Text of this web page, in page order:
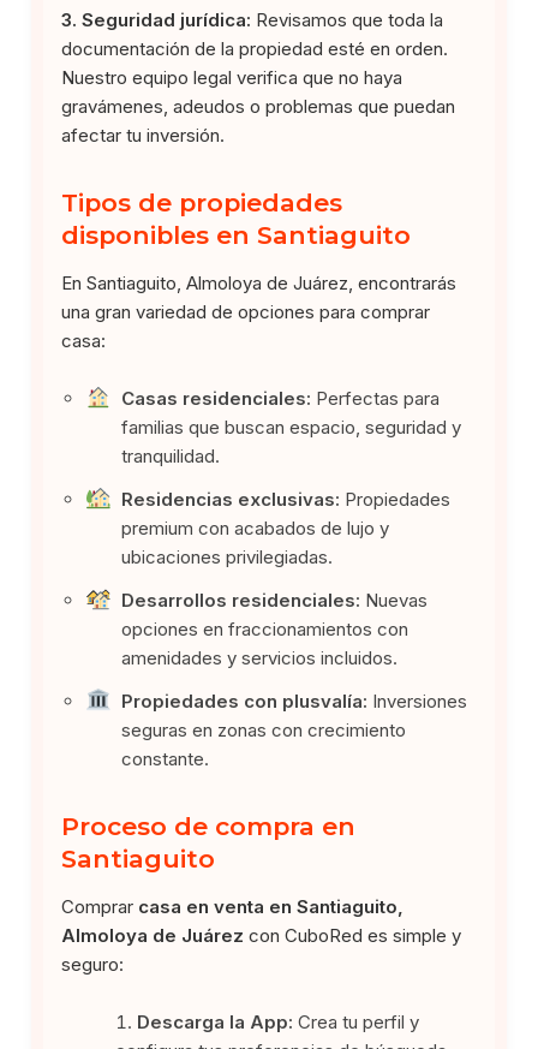
3. Seguridad jurídica: Revisamos que toda la
documentación de la propiedad esté en orden.
Nuestro equipo legal verifica que no haya
gravámenes, adeudos o problemas que puedan
afectar tu inversión.
Tipos de propiedades
disponibles en Santiaguito
En Santiaguito, Almoloya de Juárez, encontrarás
una gran variedad de opciones para comprar
casa:
Casas residenciales: Perfectas para
familias que buscan espacio, seguridad y
tranquilidad.
Residencias exclusivas: Propiedades
premium con acabados de lujo y
ubicaciones privilegiadas.
Desarrollos residenciales: Nuevas
opciones en fraccionamientos con
amenidades y servicios incluidos.
Propiedades con plusvalía: Inversiones
seguras en zonas con crecimiento
constante.
Proceso de compra en
Santiaguito
Comprar casa en venta en Santiaguito,
Almoloya de Juárez con CuboRed es simple y
seguro:
Descarga la App: Crea tu perfil y